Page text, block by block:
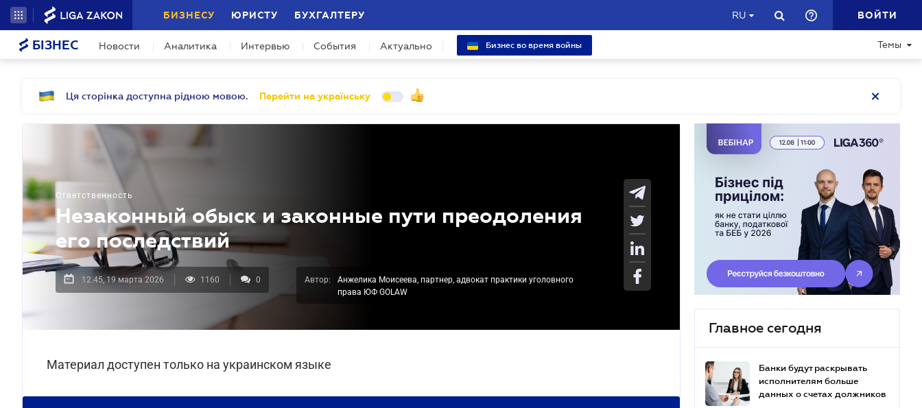
БИЗНЕСУ ЮРИСТУ БУХГАЛТЕРУ RU ВОЙТИ
БІЗНЕС Новости Аналитика Интервью События Актуально Бизнес во время войны Темы
Ця сторінка доступна рідною мовою. Перейти на українську
Ответственность
Незаконный обыск и законные пути преодоления
его последствий
12.45, 19 марта 2026 1160 0 Автор:
Анжелика Моисеева, партнер, адвокат практики уголовного
права ЮФ GOLAW
Материал доступен только на украинском языке
Главное сегодня
Банки будут раскрывать
исполнителям больше
данных о счетах должников